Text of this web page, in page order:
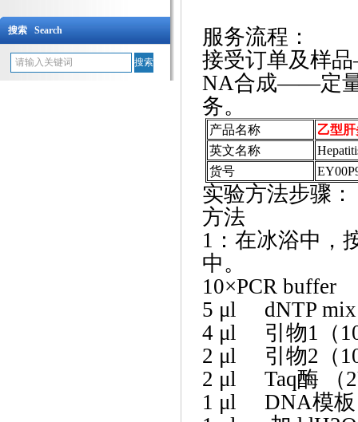
搜索 Search
服务流程：
接受订单及样品
NA合成——定
务。
产品名称
乙型
英文名称
货号
实验方法步骤：
方法
1：在冰浴中，
中。
10×PCR
5 μl dNTP
4 μl 引物
2 μl 引物
2 μl Taq
1 μl DNA模板